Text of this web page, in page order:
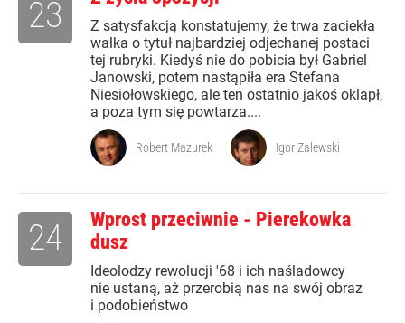
Z satysfakcją konstatujemy, że trwa zaciekła
walka o tytuł najbardziej odjechanej postaci
tej rubryki. Kiedyś nie do pobicia był Gabriel
Janowski, potem nastąpiła era Stefana
Niesiołowskiego, ale ten ostatnio jakoś oklapł,
a poza tym się powtarza....
23
Robert Mazurek Igor Zalewski
Wprost przeciwnie - Pierekowka
dusz
Ideolodzy rewolucji '68 i ich naśladowcy
nie ustaną, aż przerobią nas na swój obraz
i podobieństwo
24